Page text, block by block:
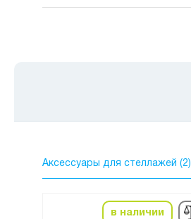
Аксессуары для стеллажей (2)
в наличии